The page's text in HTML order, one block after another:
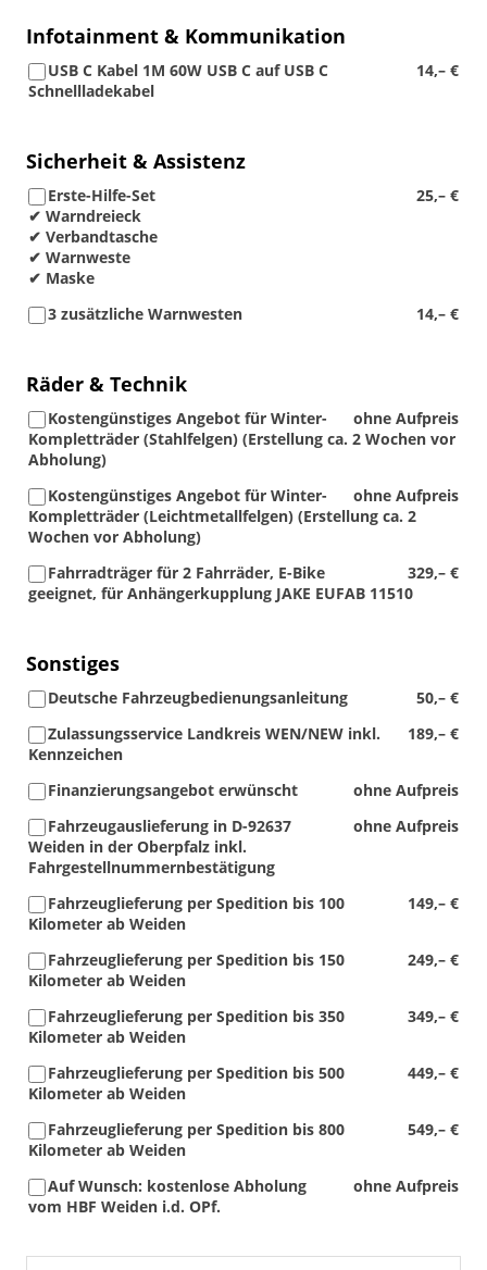
Infotainment & Kommunikation
14,– €
USB C Kabel 1M 60W USB C auf USB C
Schnellladekabel
Sicherheit & Assistenz
25,– €
Erste-Hilfe-Set
✔ Warndreieck
✔ Verbandtasche
✔ Warnweste
✔ Maske
14,– €
3 zusätzliche Warnwesten
Räder & Technik
ohne Aufpreis
Kostengünstiges Angebot für Winter-
Kompletträder (Stahlfelgen) (Erstellung ca. 2 Wochen vor
Abholung)
ohne Aufpreis
Kostengünstiges Angebot für Winter-
Kompletträder (Leichtmetallfelgen) (Erstellung ca. 2
Wochen vor Abholung)
329,– €
Fahrradträger für 2 Fahrräder, E-Bike
geeignet, für Anhängerkupplung JAKE EUFAB 11510
Sonstiges
50,– €
Deutsche Fahrzeugbedienungsanleitung
189,– €
Zulassungsservice Landkreis WEN/NEW inkl.
Kennzeichen
ohne Aufpreis
Finanzierungsangebot erwünscht
ohne Aufpreis
Fahrzeugauslieferung in D-92637
Weiden in der Oberpfalz inkl.
Fahrgestellnummernbestätigung
149,– €
Fahrzeuglieferung per Spedition bis 100
Kilometer ab Weiden
249,– €
Fahrzeuglieferung per Spedition bis 150
Kilometer ab Weiden
349,– €
Fahrzeuglieferung per Spedition bis 350
Kilometer ab Weiden
449,– €
Fahrzeuglieferung per Spedition bis 500
Kilometer ab Weiden
549,– €
Fahrzeuglieferung per Spedition bis 800
Kilometer ab Weiden
ohne Aufpreis
Auf Wunsch: kostenlose Abholung
vom HBF Weiden i.d. OPf.